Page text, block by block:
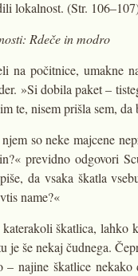
lokalnost. (Str.
Rdeče in modro
na počitnice, umakne
»Si dobila paket –
te, nisem prišla sem,
so neke majcene
previdno odgovori
da vsaka škatla
name?«
škatlica, lahko
je še nekaj čudnega.
– najine škatlice